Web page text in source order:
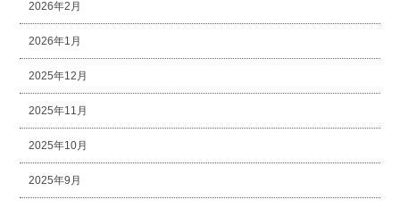
2026年2月
2026年1月
2025年12月
2025年11月
2025年10月
2025年9月